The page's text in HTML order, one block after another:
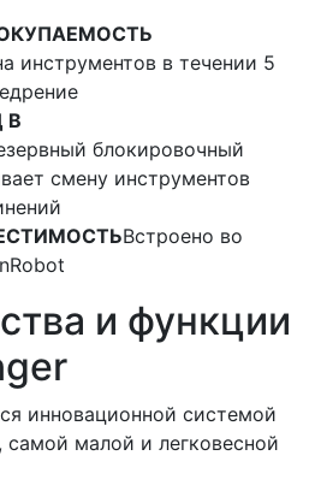
инструментов в течении 5
В
блокировочный
смену инструментов
Встроено во
и функции
инновационной системой
малой и легковесной